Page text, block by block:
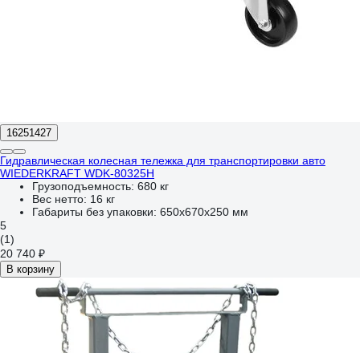
16251427
Гидравлическая колесная тележка для транспортировки авто
WIEDERKRAFT WDK-80325H
Грузоподъемность: 680 кг
Вес нетто: 16 кг
Габариты без упаковки: 650х670х250 мм
5
(1)
20 740 ₽
В корзину